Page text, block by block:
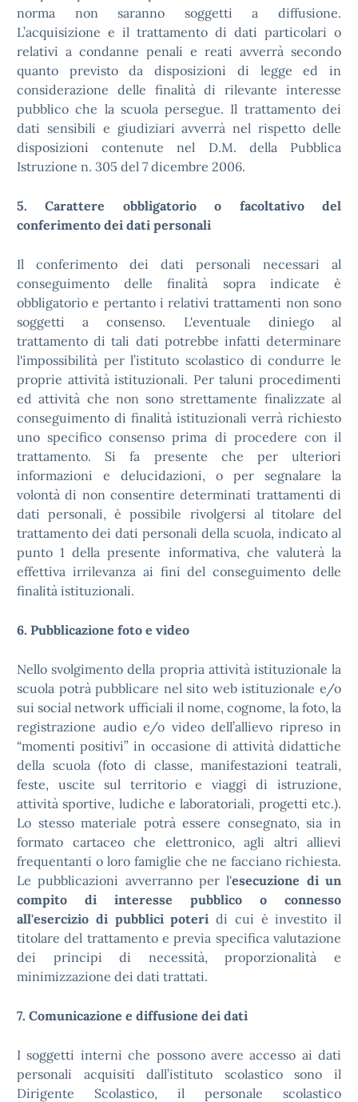
norma non saranno soggetti a diffusione.
L’acquisizione e il trattamento di dati particolari o
relativi a condanne penali e reati avverrà secondo
quanto previsto da disposizioni di legge ed in
considerazione delle finalità di rilevante interesse
pubblico che la scuola persegue. Il trattamento dei
dati sensibili e giudiziari avverrà nel rispetto delle
disposizioni contenute nel D.M. della Pubblica
Istruzione n. 305 del 7 dicembre 2006.
5. Carattere obbligatorio o facoltativo del
conferimento dei dati personali
Il conferimento dei dati personali necessari al
conseguimento delle finalità sopra indicate è
obbligatorio e pertanto i relativi trattamenti non sono
soggetti a consenso. L'eventuale diniego al
trattamento di tali dati potrebbe infatti determinare
l'impossibilità per l’istituto scolastico di condurre le
proprie attività istituzionali. Per taluni procedimenti
ed attività che non sono strettamente finalizzate al
conseguimento di finalità istituzionali verrà richiesto
uno specifico consenso prima di procedere con il
trattamento. Si fa presente che per ulteriori
informazioni e delucidazioni, o per segnalare la
volontà di non consentire determinati trattamenti di
dati personali, è possibile rivolgersi al titolare del
trattamento dei dati personali della scuola, indicato al
punto 1 della presente informativa, che valuterà la
effettiva irrilevanza ai fini del conseguimento delle
finalità istituzionali.
6. Pubblicazione foto e video
Nello svolgimento della propria attività istituzionale la
scuola potrà pubblicare nel sito web istituzionale e/o
sui social network ufficiali il nome, cognome, la foto, la
registrazione audio e/o video dell’allievo ripreso in
“momenti positivi” in occasione di attività didattiche
della scuola (foto di classe, manifestazioni teatrali,
feste, uscite sul territorio e viaggi di istruzione,
attività sportive, ludiche e laboratoriali, progetti etc.).
Lo stesso materiale potrà essere consegnato, sia in
formato cartaceo che elettronico, agli altri allievi
frequentanti o loro famiglie che ne facciano richiesta.
Le pubblicazioni avverranno per l'esecuzione di un
compito di interesse pubblico o connesso
all'esercizio di pubblici poteri di cui è investito il
titolare del trattamento e previa specifica valutazione
dei principi di necessità, proporzionalità e
minimizzazione dei dati trattati.
7. Comunicazione e diffusione dei dati
I soggetti interni che possono avere accesso ai dati
personali acquisiti dall’istituto scolastico sono il
Dirigente Scolastico, il personale scolastico